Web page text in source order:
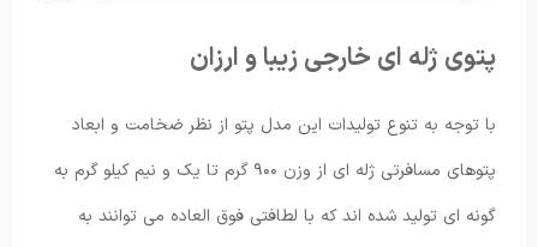
پتوی ژله ای خارجی زیبا و ارزان
با توجه به تنوع تولیدات این مدل پتو از نظر ضخامت و ابعاد
پتوهای مسافرتی ژله ای از وزن ۹۰۰ گرم تا یک و نیم کیلو گرم به
گونه ای تولید شده اند که با لطافتی فوق العاده می توانند به